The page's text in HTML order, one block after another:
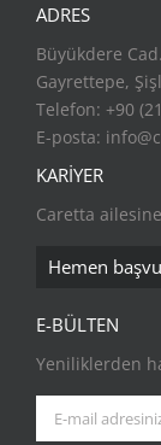
ADRES
Büyükdere
Gayrettepe,
Telefon: +90
E-posta:
KARİYER
Caretta
Hemen
E-BÜLTEN
Yeniliklerden